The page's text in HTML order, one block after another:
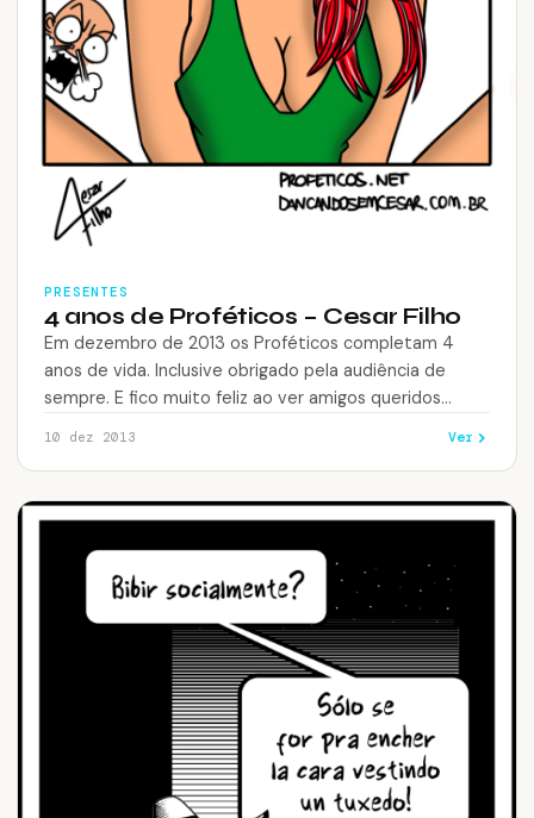
PRESENTES
4 anos de Proféticos – Cesar Filho
Em dezembro de 2013 os Proféticos completam 4
anos de vida. Inclusive obrigado pela audiência de
sempre. E fico muito feliz ao ver amigos queridos
10 dez 2013 Ver